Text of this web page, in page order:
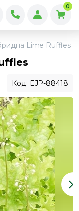
0
Lime Ruffles
Код: EJP-88418